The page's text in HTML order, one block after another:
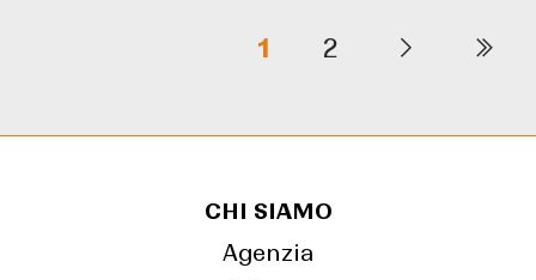
1 2
CHI SIAMO
Agenzia